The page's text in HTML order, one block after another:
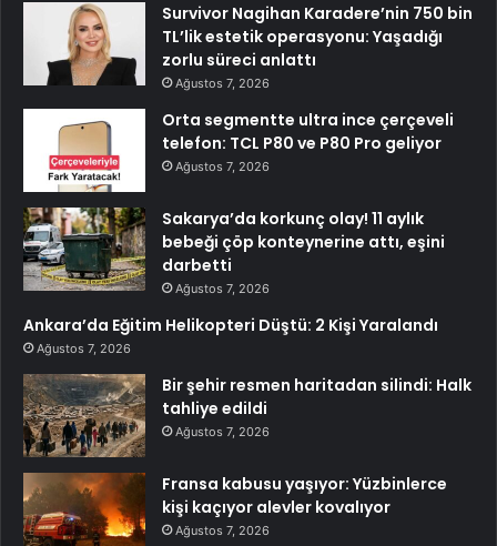
Survivor Nagihan Karadere’nin 750 bin
TL’lik estetik operasyonu: Yaşadığı
zorlu süreci anlattı
Ağustos 7, 2026
Orta segmentte ultra ince çerçeveli
telefon: TCL P80 ve P80 Pro geliyor
Ağustos 7, 2026
Sakarya’da korkunç olay! 11 aylık
bebeği çöp konteynerine attı, eşini
darbetti
Ağustos 7, 2026
Ankara’da Eğitim Helikopteri Düştü: 2 Kişi Yaralandı
Ağustos 7, 2026
Bir şehir resmen haritadan silindi: Halk
tahliye edildi
Ağustos 7, 2026
Fransa kabusu yaşıyor: Yüzbinlerce
kişi kaçıyor alevler kovalıyor
Ağustos 7, 2026